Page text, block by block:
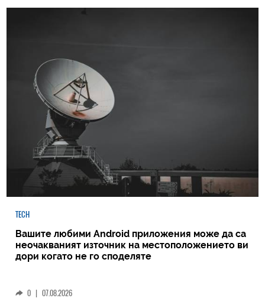
TECH
Вашите любими Android приложения може да са
неочакваният източник на местоположението ви
дори когато не го споделяте
0 | 07.08.2026